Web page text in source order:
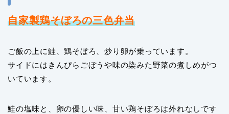
自家製鶏そぼろの三色弁当
ご飯の上に鮭、鶏そぼろ、炒り卵が乗っています。
サイドにはきんぴらごぼうや味の染みた野菜の煮しめがつ
いています。
鮭の塩味と、卵の優しい味、甘い鶏そぼろは外れなしです